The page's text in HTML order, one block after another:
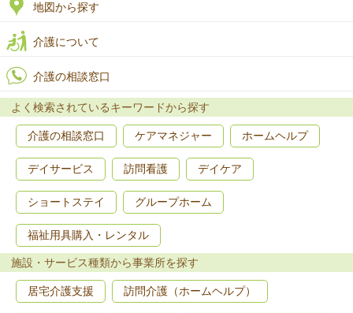
地図から探す
介護について
介護の相談窓口
よく検索されているキーワードから探す
介護の相談窓口 ケアマネジャー ホームヘルプ
デイサービス 訪問看護 デイケア
ショートステイ グループホーム
福祉用具購入・レンタル
施設・サービス種類から事業所を探す
居宅介護支援 訪問介護（ホームヘルプ）